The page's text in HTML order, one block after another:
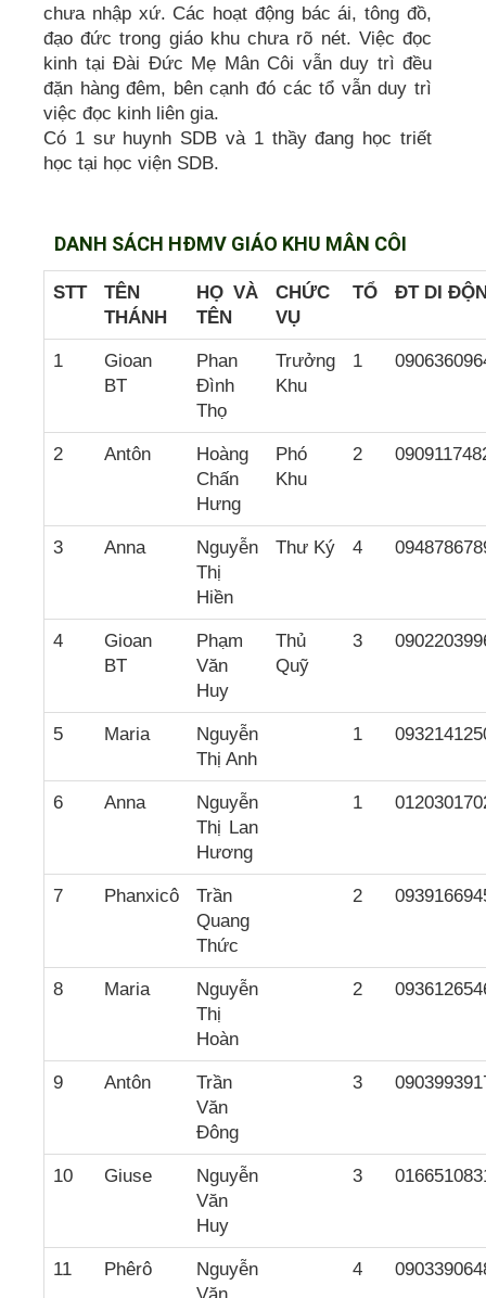
chưa nhập xứ. Các hoạt động bác ái, tông đồ,
đạo đức trong giáo khu chưa rõ nét. Việc đọc
kinh tại Đài Đức Mẹ Mân Côi vẫn duy trì đều
đặn hàng đêm, bên cạnh đó các tổ vẫn duy trì
việc đọc kinh liên gia.
Có 1 sư huynh SDB và 1 thầy đang học triết
học tại học viện SDB.
DANH SÁCH HĐMV GIÁO KHU MÂN CÔI
STT
TÊN
THÁNH
HỌ VÀ
TÊN
CHỨC
VỤ
TỔ ĐT DI
1
Gioan
BT
Phan
Đình
Thọ
Trưởng
Khu
1
2 Antôn
Hoàng
Chấn
Hưng
Phó
Khu
2
3 Anna
Nguyễn
Thị
Hiền
Thư Ký 4
4
Gioan
BT
Phạm
Văn
Huy
Thủ
Quỹ
3
5 Maria
Nguyễn
Thị Anh
1
6 Anna
Nguyễn
Thị Lan
Hương
1
7 Phanxicô
Trần
Quang
Thức
2
8 Maria
Nguyễn
Thị
Hoàn
2
9 Antôn
Trần
Văn
Đông
3
10 Giuse
Nguyễn
Văn
Huy
3
11 Phêrô
Nguyễn
Văn
4